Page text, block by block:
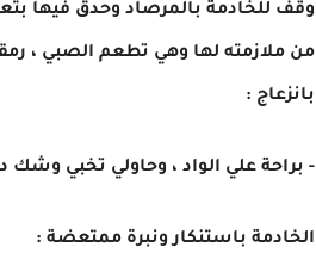
وقف للخادمة بالمرصاد وحدق فيها
من ملازمته لها وهي تطعم الصبي ،
بانزعاج :
- براحة علي الواد ، وحاولي تخبي
الخادمة باستنكار ونبرة ممتعضة :